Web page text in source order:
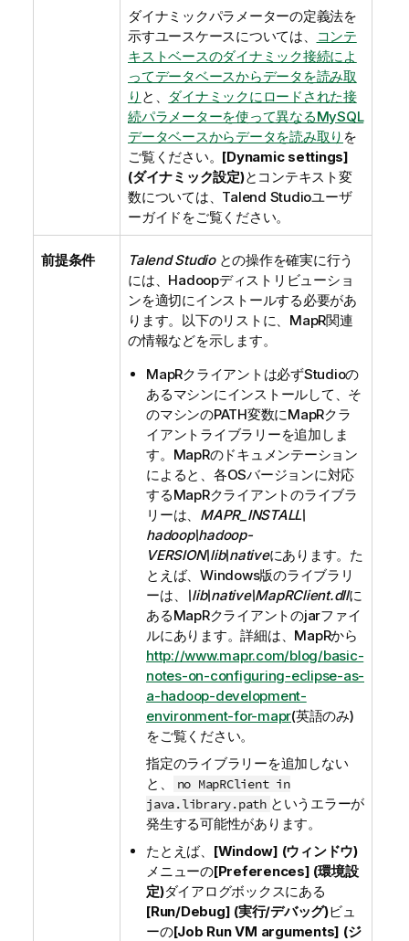
ダイナミックパラメーターの定義法を
示すユースケースについては、
コンテ
キストベースのダイナミック接続によ
ってデータベースからデータを読み取
り と、 ダイナミックにロードされた接
続パラメーターを使って異なるMySQL
データベースからデータを読み取り を
ご覧ください。 [Dynamic settings]
(ダイナミック設定)とコンテキスト変
数については、 Talend Studioユーザ
ーガイドをご覧ください。
前提条件 Talend Studio との操作を確実に行う
には、Hadoopディストリビューショ
ンを適切にインストールする必要があ
ります。以下のリストに、MapR関連
の情報などを示します。
MapRクライアントは必ずStudioの
あるマシンにインストールして、そ
のマシンのPATH変数にMapRクラ
イアントライブラリーを追加しま
す。MapRのドキュメンテーション
によると、各OSバージョンに対応
するMapRクライアントのライブラ
リーは、 MAPR_INSTALL\
hadoop\hadoop-
VERSION\lib\nativeにあります。た
とえば、Windows版のライブラリ
ーは、
\lib\native\MapRClient.dllに
あるMapRクライアントのjarファイ
ルにあります。詳細は、MapRから
http://www.mapr.com/blog/basic-
notes-on-configuring-eclipse-as-
a-hadoop-development-
environment-for-mapr(英語のみ)
をご覧ください。
指定のライブラリーを追加しない
と、
no MapRClient in
java.library.path というエラーが
発生する可能性があります。
たとえば、 [Window] (ウィンドウ)
メニューの[Preferences] (環境設
定)ダイアログボックスにある
[Run/Debug] (実行/デバッグ)ビュ
ーの[Job Run VM arguments] (ジ